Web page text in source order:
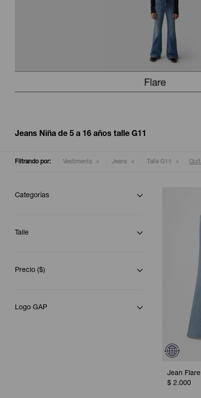
Jeans Niña de 5 a 16 años talle G11
Filtrando por: Vestimenta Jeans Talle G11
Jean
$ 2.000
Categorías
Talle
Precio ($)
Logo GAP